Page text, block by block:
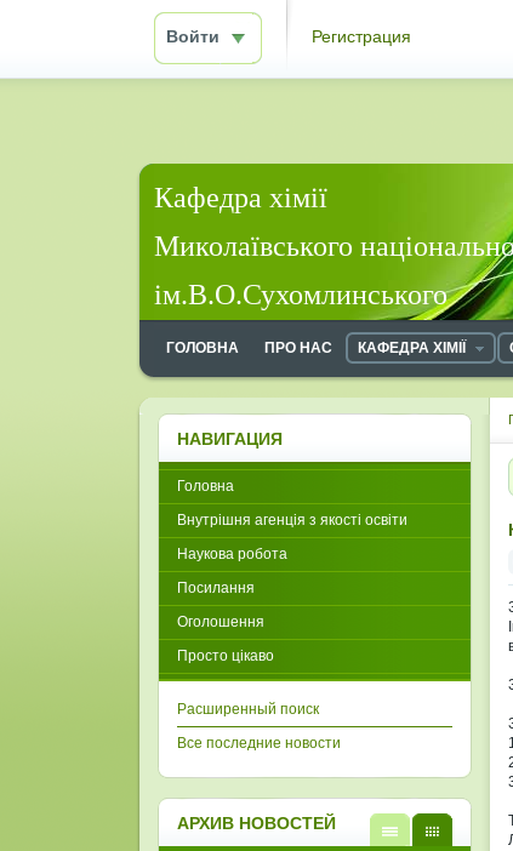
Войти Регистрация
Кафедра хімії
Миколаївського
ім.В.О.Сухомлинського
ГОЛОВНА ПРО НАС КАФЕДРА ХІМІЇ
НАВИГАЦИЯ
Головна
Внутрішня агенція з якості освіти
Наукова робота
Посилання
Оголошення
Просто цікаво
Расширенный поиск
Все последние новости
АРХИВ НОВОСТЕЙ